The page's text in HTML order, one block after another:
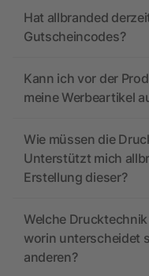
Hat allbranded
Gutscheincodes?
Kann ich vor der
meine Werbeartikel
Wie müssen die
Unterstützt mich
Erstellung dieser?
Welche
worin unterscheidet
anderen?